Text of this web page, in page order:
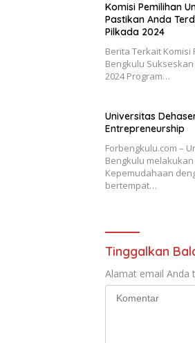
Komisi Pemilihan
Pastikan Anda
Pilkada 2024
Berita Terkait Komisi
Bengkulu Sukseskan
2024 Program…
Universitas
Entrepreneurship
Forbengkulu.com –
Bengkulu
Kepemudahaan
bertempat…
Tinggalkan
Alamat email Anda